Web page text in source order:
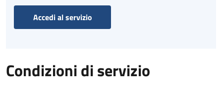
Accedi al servizio
Condizioni di servizio